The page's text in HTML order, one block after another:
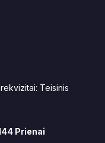
rekvizitai: Teisinis
Prienai